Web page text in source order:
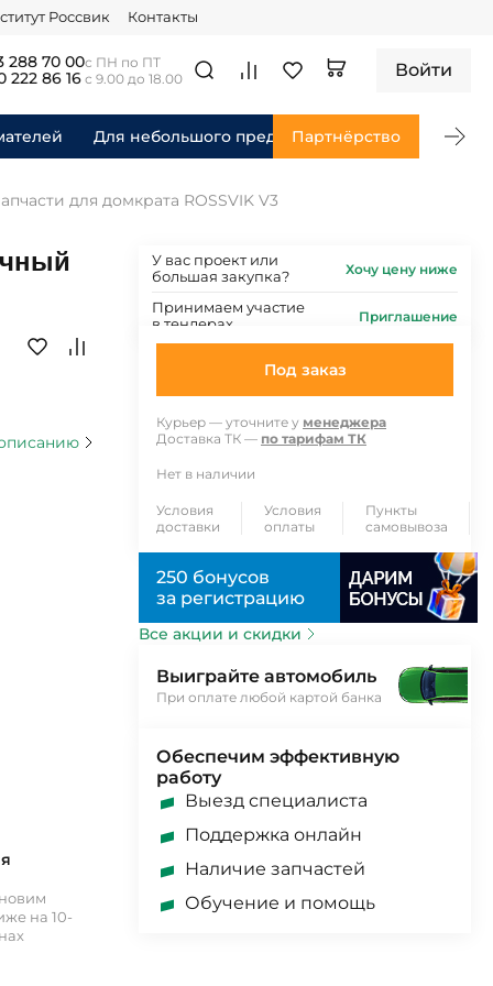
Россвик Контакты
288 70 00
222 86 16
с ПН по ПТ
с 9.00 до 18.00
Войти
Для небольшого предприятия Для
Партнёрство
для домкрата ROSSVIK V3
на 10-
У вас проект или
большая закупка?
Хочу цену ниже
Принимаем участие
в тендерах
Приглашение
Под заказ
Курьер — уточните у менеджера
Доставка ТК — по тарифам ТК
Нет в наличии
Условия
доставки
Условия
оплаты
Пункты
самовывоза
250 бонусов
за регистрацию
Все акции и скидки
Выиграйте автомобиль
При оплате любой картой банка
Обеспечим эффективную
работу
Выезд специалиста
Поддержка онлайн
Наличие запчастей
Обучение и помощь